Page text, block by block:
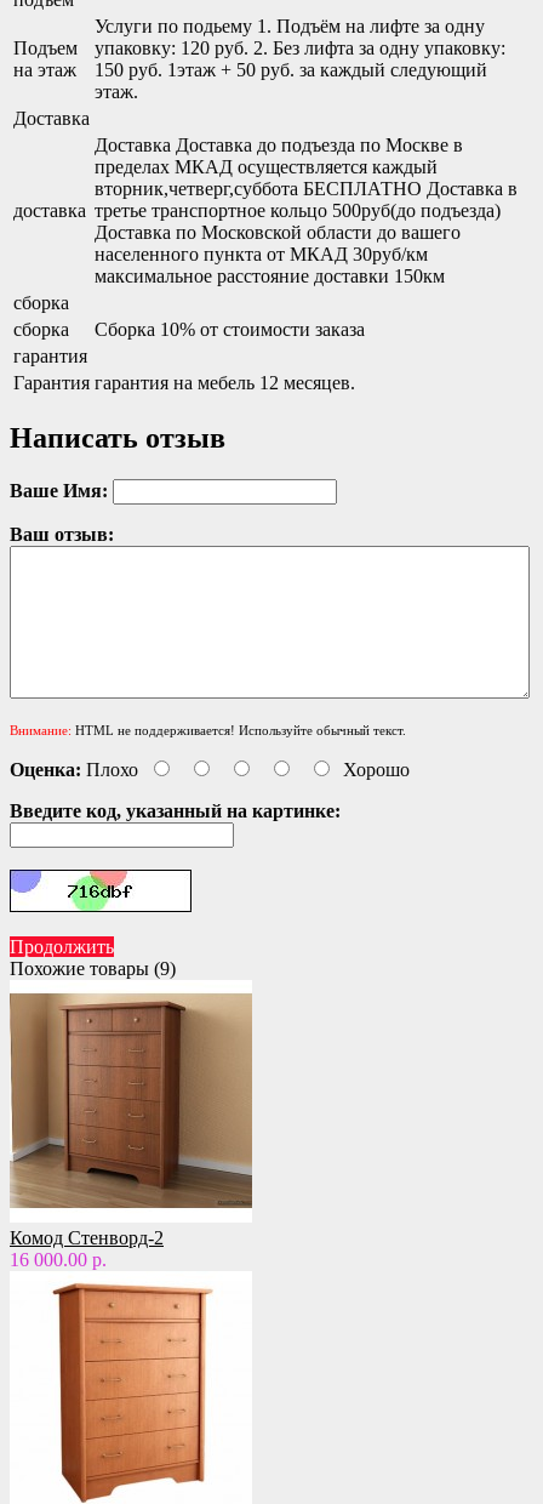
Подъем
на этаж
Услуги по подьему 1. Подъём на лифте за одну
упаковку: 120 руб. 2. Без лифта за одну упаковку:
150 руб. 1этаж + 50 руб. за каждый следующий
этаж.
Доставка
доставка
Доставка Доставка до подъезда по Москве в
пределах МКАД осуществляется каждый
вторник,четверг,суббота БЕСПЛАТНО Доставка в
третье транспортное кольцо 500руб(до подъезда)
Доставка по Московской области до вашего
населенного пункта от МКАД 30руб/км
максимальное расстояние доставки 150км
сборка
сборка
Сборка 10% от стоимости заказа
гарантия
Гарантия гарантия на мебель 12 месяцев.
Написать отзыв
Ваше Имя:
Ваш отзыв:
Внимание: HTML не поддерживается! Используйте обычный текст.
Оценка: Плохо
Хорошо
Введите код, указанный на картинке:
Продолжить
Похожие товары (9)
Комод Стенворд-2
16 000.00 р.